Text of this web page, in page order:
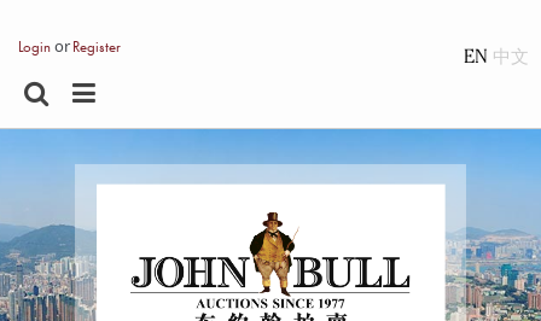
Loginor Register EN